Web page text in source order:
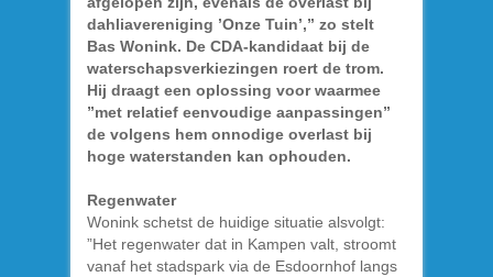
dahliavereniging ’Onze Tuin’,” zo stelt
Bas Wonink. De CDA-kandidaat bij de
waterschapsverkiezingen roert de trom.
Hij draagt een oplossing voor waarmee
”met relatief eenvoudige aanpassingen”
de volgens hem onnodige overlast bij
hoge waterstanden kan ophouden.
Regenwater
Wonink schetst de huidige situatie alsvolgt:
”Het regenwater dat in Kampen valt, stroomt
vanaf het stadspark via de Esdoornhof langs